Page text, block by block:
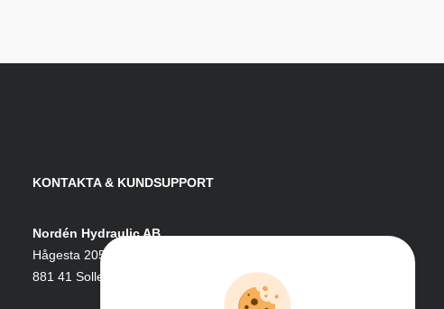
KONTAKTA & KUNDSUPPORT
Nordén Hydraulic AB
Hågesta 205
881 41 Sollefteå